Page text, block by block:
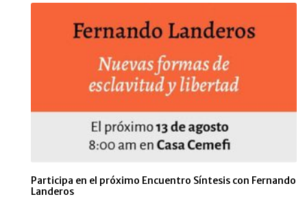
Participa en el próximo Encuentro Síntesis con Fernando
Landeros